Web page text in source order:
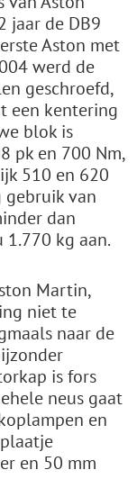
jaar de DB9
Aston met
werd de
geschroefd,
een kentering
blok is
pk en 700 Nm,
510 en 620
gebruik van
dan
1.770 kg aan.
Martin,
niet te
naar de
is fors
neus gaat
en
en 50 mm